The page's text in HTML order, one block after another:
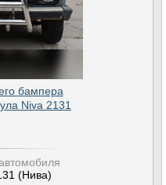
бампера
Niva 2131
(Нива)